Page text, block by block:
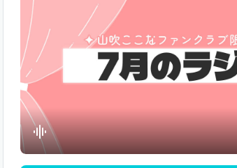
・プラン内容は変更になる場合があります
・CREATIA内のコンテンツの無断転載や二次利
・体調不良や予期せぬトラブルにより更新が遅
す
・継続特典は申請フォームから入力をお願いし
・お話会はレッスン機能で予約を行い、専用の